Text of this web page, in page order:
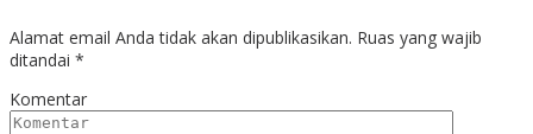
Alamat email Anda tidak akan dipublikasikan. Ruas yang wajib
ditandai *
Komentar